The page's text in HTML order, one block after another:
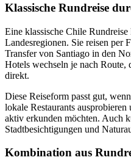
Klassische Rundreise
Eine klassische Chile
Landesregionen. Sie reisen per
Transfer von Santiago in den
Hotels wechseln je nach Route,
direkt.
Diese Reiseform passt gut,
lokale Restaurants
aktiv erkunden möchten. Auch
Stadtbesichtigungen und
Kombination aus